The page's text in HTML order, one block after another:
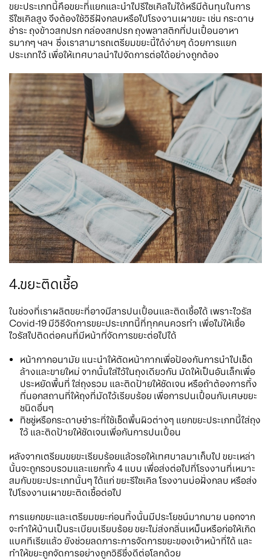
ขยะประเภทนี้คือขยะที่แยกและนำไปรีไซเคิลไม่ได้หรืมีต้นทุนในการ
รีไซเคิลสูง จึงต้องใช้วิธีฝังกลบหรือไปโรงงานเผาขยะ เช่น กระดาษ
ชำระ ถุงข้าวสกปรก กล่องสกปรก ถุงพลาสติกที่ปนเปื้อนอาหา
รมากๆ ฯลฯ ซึ่งเราสามารถเตรียมขยะนี้ได้ง่ายๆ ด้วยการแยก
ประเภทไว้ เพื่อให้เทศบาลนำไปจัดการต่อได้อย่างถูกต้อง
4.ขยะติดเชื้อ
ในช่วงที่เราผลิตขยะที่อาจมีสารปนเปื้อนและติดเชื้อได้ เพราะไวรัส
Covid-19 มีวิธีจัดการขยะประเภทนี้ที่ทุกคนควรทำ เพื่อไม่ให้เชื้อ
ไวรัสไปติดต่อคนที่มีหน้าที่จัดการขยะต่อไปได้
หน้ากากอนามัย แนะนำให้ตัดหน้ากากเพื่อป้องกันการนำไปเช็ด
ล้างและขายใหม่ จากนั้นใส่ไว้ในถุงเดียวกัน มัดให้เป็นอันเล็กเพื่อ
ประหยัดพื้นที่ ใส่ถุงรวม และติดป้ายให้ชัดเจน หรือถ้าต้องการทิ้ง
ที่นอกสถานที่ให้ถุงที่มัดไว้เรียบร้อย เพื่อการปนเปื้อนกับเศษขยะ
ชนิดอื่นๆ
ทิชชู่หรือกระดาษชำระที่ใช้เช็ดพื้นผิวต่างๆ แยกขยะประเภทนี้ใส่ถุง
ไว้ และติดป้ายให้ชัดเจนเพื่อกันการปนเปื้อน
หลังจากเตรียมขยขะเรียบร้อยแล้วรอให้เทศบาลมาเก็บไป ขยะเหล่า
นั้นจะถูกรวบรวมและแยกทั้ง 4 แบบ เพื่อส่งต่อไปที่โรงงานที่เหมาะ
สมกับขยะประเภทนั้นๆ ได้แก่ ขยะรีไซเคิล โรงงานบ่อฝั่งกลบ หรือส่ง
ไปโรงงานเผาขยะติดเชื้อต่อไป
การแยกขยะและเตรียมขยะก่อนทิ้งนั้นมีประโยชน์มากมาย นอกจาก
จะทำให้บ้านเป็นระเบียบเรียบร้อย ขยะไม่ส่งกลิ่นเหม็นหรือก่อให้เกิด
แบคทีเรียแล้ว ยังช่วยลดภาระการจัดการขยะของเจ้าหน้าที่ได้ และ
ทำให้ขยะถูกจัดการอย่างถูกวิธีซึ่งดีต่อโลกด้วย